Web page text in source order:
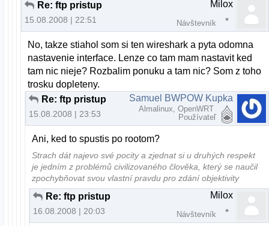
Re: ftp pristup
15.08.2008 | 22:51
Milox
Návštevník
No, takze stiahol som si ten wireshark a pyta odomna
nastavenie interface. Lenze co tam mam nastavit ked
tam nic nieje? Rozbalim ponuku a tam nic? Som z toho
trosku dopleteny.
Re: ftp pristup
15.08.2008 | 23:53
Samuel BWPOW Kupka
Almalinux, OpenWRT
Používateľ
Ani, ked to spustis po rootom?
Strach dát najevo své pocity a zjednat si u druhých respekt
je jedním z problémů civilizovaného člověka, který se naučil
zpochybňovat svou vlastní pravdu pro zdání objektivity
Re: ftp pristup
16.08.2008 | 20:03
Milox
Návštevník